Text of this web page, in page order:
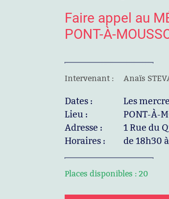
Faire appel au
PONT-À-
Intervenant : Anaïs
Dates :
Les
Lieu :
PONT-À-
Adresse :
1 Rue du
Horaires :
de 18h30
Places disponibles : 20